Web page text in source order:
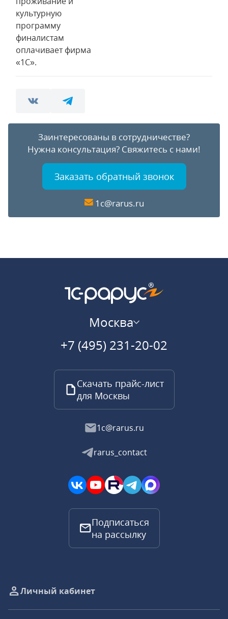
культурную
программу
финалистам
оплачивает фирма
«1С».
Заинтересованы в сотрудничестве?
Нужна консультация? Свяжитесь с нами!
Заказать обратный звонок
1c@rarus.ru
Москва
+7 (495) 231-20-02
Скачать прайс-лист
для Москвы
1c@rarus.ru
rarus_contact
Подписаться
на рассылку
Личный кабинет